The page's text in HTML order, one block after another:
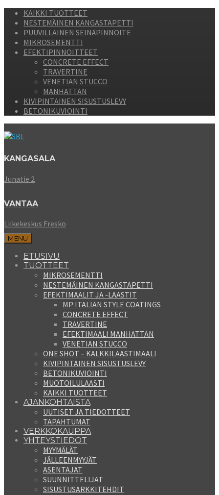
KAIKKI TUOTTEET
NESTEMÄINEN KANGASTAPETTI
PUUVILLAINEN SEINÄPINNOITE
MIKROSEMENTTI
EFEKTIPINNOITTEET
CONCRETE EFFECT
TRAVERTINE
VENETIAN STUCCO
MANHATTAN
KIVIPINTAINEN SISUSTUSLEVY
BETONIKUVIOINTI
KANGASALA
Junatie 2
VANTAA
Liikekeskus Fresko
MENU
ETUSIVU
TUOTTEET
MIKROSEMENTTI
NESTEMÄINEN KANGASTAPETTI
EFEKTIMAALIT JA -LAASTIT
MP ITALIAN STYLE COATINGS
CONCRETE EFFECT
TRAVERTINE
EFEKTIMAALI MANHATTAN
VENETIAN STUCCO
ONE SHOT – KALKKILAASTIMAALI
KIVIPINTAINEN SISUSTUSLEVY
BETONIKUVIOINTI
MUOTOILULAASTI
KAIKKI TUOTTEET
AJANKOHTAISTA
UUTISET JA TIEDOTTEET
TAPAHTUMAT
VERKKOKAUPPA
YHTEYSTIEDOT
MYYMÄLÄT
JÄLLEENMYYJÄT
ASENTAJAT
SUUNNITTELIJAT
SISUSTUSARKKITEHDIT